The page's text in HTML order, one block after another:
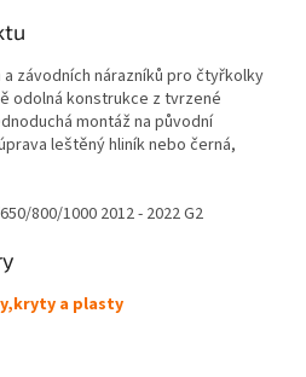
závodních nárazníků pro čtyřkolky
odolná konstrukce z tvrzené
montáž na původní
leštěný hliník nebo černá,
800/1000 2012 - 2022 G2
a plasty